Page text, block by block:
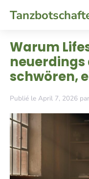
Inhalt
Warum
schwören,
Publié le April 7, 2026 par